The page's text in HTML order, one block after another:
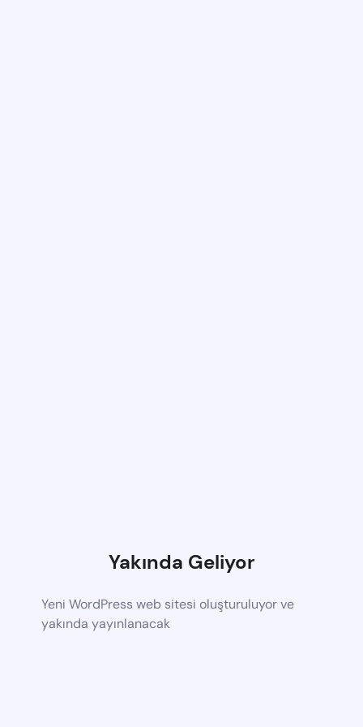
Yakında Geliyor
Yeni WordPress web sitesi oluşturuluyor ve
yakında yayınlanacak